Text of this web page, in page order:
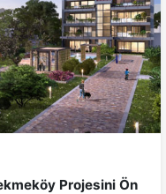
Projesini Ön